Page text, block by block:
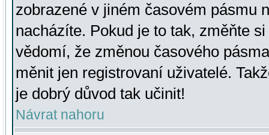
zobrazené v jiném časovém pásmu
nacházíte. Pokud je to tak, změňte
vědomí, že změnou časového
měnit jen registrovaní uživatelé.
je dobrý důvod tak učinit!
Návrat nahoru